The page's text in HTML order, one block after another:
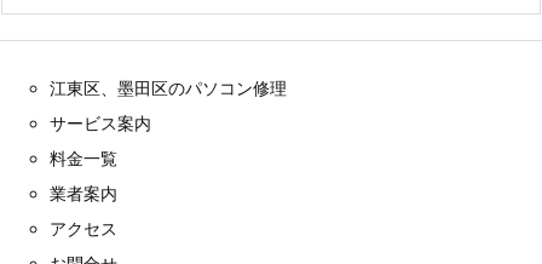
江東区、墨田区のパソコン修理
サービス案内
料金一覧
業者案内
アクセス